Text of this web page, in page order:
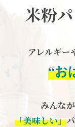
米粉
アレルギー
“お
みんな
「美味しい」